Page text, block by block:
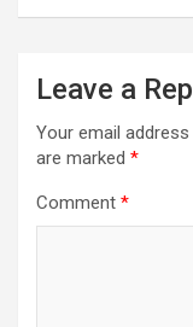
Leave a
Your email
are marked *
Comment *